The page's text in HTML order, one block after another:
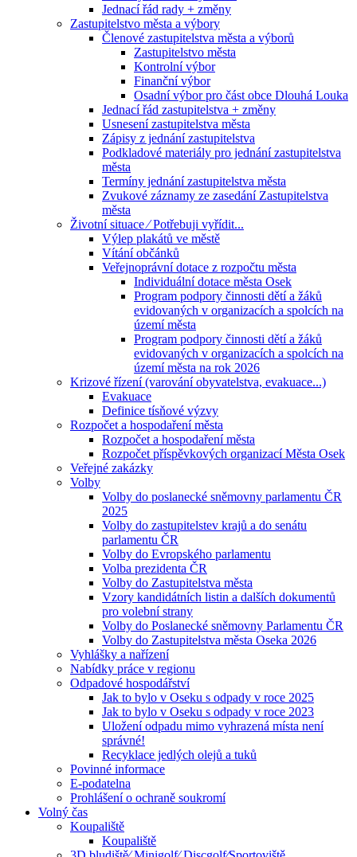
Jednací řád rady + změny
Zastupitelstvo města a výbory
Členové zastupitelstva města a výborů
Zastupitelstvo města
Kontrolní výbor
Finanční výbor
Osadní výbor pro část obce Dlouhá Louka
Jednací řád zastupitelstva + změny
Usnesení zastupitelstva města
Zápisy z jednání zastupitelstva
Podkladové materiály pro jednání zastupitelstva
města
Termíny jednání zastupitelstva města
Zvukové záznamy ze zasedání Zastupitelstva
města
Životní situace ⁄ Potřebuji vyřídit...
Výlep plakátů ve městě
Vítání občánků
Veřejnoprávní dotace z rozpočtu města
Individuální dotace města Osek
Program podpory činnosti dětí a žáků
evidovaných v organizacích a spolcích na
území města
Program podpory činnosti dětí a žáků
evidovaných v organizacích a spolcích na
území města na rok 2026
Krizové řízení (varování obyvatelstva, evakuace...)
Evakuace
Definice tísňové výzvy
Rozpočet a hospodaření města
Rozpočet a hospodaření města
Rozpočet příspěvkových organizací Města Osek
Veřejné zakázky
Volby
Volby do poslanecké sněmovny parlamentu ČR
2025
Volby do zastupitelstev krajů a do senátu
parlamentu ČR
Volby do Evropského parlamentu
Volba prezidenta ČR
Volby do Zastupitelstva města
Vzory kandidátních listin a dalších dokumentů
pro volební strany
Volby do Poslanecké sněmovny Parlamentu ČR
Volby do Zastupitelstva města Oseka 2026
Vyhlášky a nařízení
Nabídky práce v regionu
Odpadové hospodářství
Jak to bylo v Oseku s odpady v roce 2025
Jak to bylo v Oseku s odpady v roce 2023
Uložení odpadu mimo vyhrazená místa není
správné!
Recyklace jedlých olejů a tuků
Povinné informace
E-podatelna
Prohlášení o ochraně soukromí
Volný čas
Koupaliště
Koupaliště